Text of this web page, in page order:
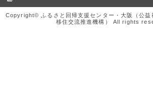
Copyright© ふるさと回帰支援センター・大阪（公益
移住交流推進機構） All rights